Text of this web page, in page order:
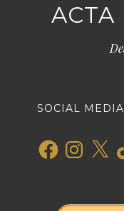
ACTA
SOCIAL
FacebookInstagram
X